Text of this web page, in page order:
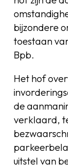
bijzondere
toestaan
Bpb.
Het hof
de
verklaard,
uitstel van